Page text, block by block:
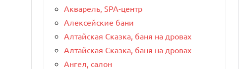
Акварель, SPA-центр
Алексейские бани
Алтайская Сказка, баня на дровах
Алтайская Сказка, баня на дровах
Ангел, салон